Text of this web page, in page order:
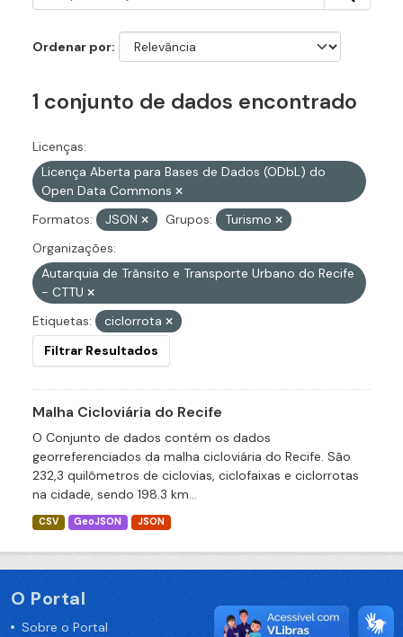
Ordenar por
1 conjunto de dados encontrado
Licenças:
Licença Aberta para Bases de Dados (ODbL) do
Open Data Commons
Formatos:
JSON Grupos:
Turismo
Organizações:
Autarquia de Trânsito e Transporte Urbano do Recife
- CTTU
Etiquetas:
ciclorrota
Filtrar Resultados
Malha Cicloviária do Recife
O Conjunto de dados contém os dados
georreferenciados da malha cicloviária do Recife. São
232,3 quilômetros de ciclovias, ciclofaixas e ciclorrotas
na cidade, sendo 198.3 km...
CSV GeoJSON JSON
O Portal
Sobre o Portal